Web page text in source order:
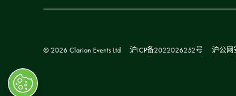
© 2026 Clarion Events Ltd 沪ICP备2022026252号 沪公网